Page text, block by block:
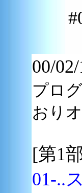
00/
プロ
おり
[第1
01-..